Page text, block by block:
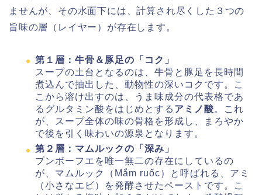
ませんが、その水面下には、計算され尽くした３つの
旨味の層（レイヤー）が存在します。
第１層：牛骨＆豚足の「コク」
スープの土台となるのは、牛骨と豚足を長時間
煮込んで抽出した、動物性の深いコクです。こ
こから溶け出すのは、うま味成分の代表格であ
るグルタミン酸をはじめとする アミノ酸。これ
が、スープ全体の味の骨格を形成し、まろやか
で後を引く味わいの源泉となります。
第２層：マムルックの「深み」
ブンボーフエを唯一無二の存在にしているの
が、マムルック（Mắm ruốc）と呼ばれる、アミ
（小さなエビ）を発酵させたペーストです。こ